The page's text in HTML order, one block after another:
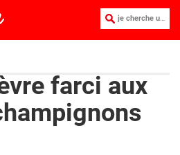
je cherche une recette :
farci aux